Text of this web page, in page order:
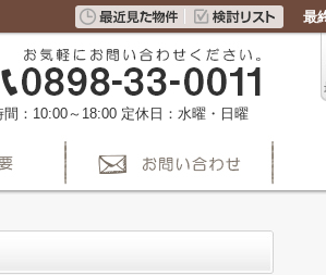
最
間：10:00～18:00 定休日：水曜・日曜